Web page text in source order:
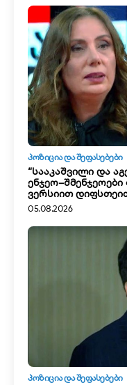
ᲞᲝᲖᲘᲪᲘᲐ ᲓᲐ ᲨᲔᲤᲐᲡᲔᲑᲔᲑᲘ
“სააკაშვილი და
ვერსიით
05.08.2026
ᲞᲝᲖᲘᲪᲘᲐ ᲓᲐ ᲨᲔᲤᲐᲡᲔᲑᲔᲑᲘ